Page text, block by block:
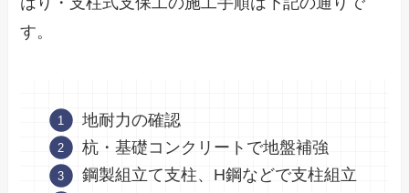
す。
地耐力の確認
杭・基礎コンクリートで地盤補強
鋼製組立て支柱、H鋼などで支柱組立